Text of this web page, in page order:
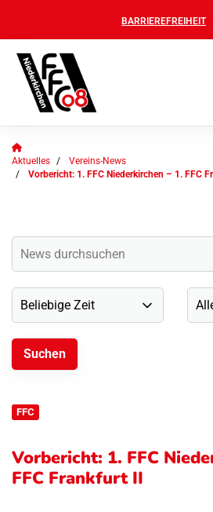
BARRIEREFREIHEIT
Aktuelles
Vereins-News
Vorbericht: 1. FFC Niederkirchen – 1. FFC
FFC
Vorbericht: 1. FFC
FFC Frankfurt II